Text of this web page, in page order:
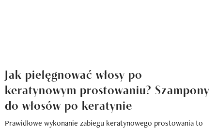
Jak pielęgnować włosy po
keratynowym prostowaniu? Szampony
do włosów po keratynie
Prawidłowe wykonanie zabiegu keratynowego prostowania to